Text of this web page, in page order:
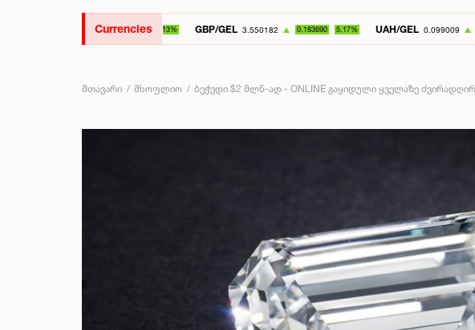
CurrenciesGBP/GEL 3.550182 0.183690 5.17% UAH/GEL 0.099009 0.018100
მთავარი მსოფლიო ბეჭედი $2 მლნ-ად - ONLINE გაყიდული ყველაზე